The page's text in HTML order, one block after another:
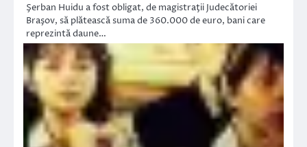
Şerban Huidu a fost obligat, de magistraţii Judecătoriei
Braşov, să plătească suma de 360.000 de euro, bani care
reprezintă daune…